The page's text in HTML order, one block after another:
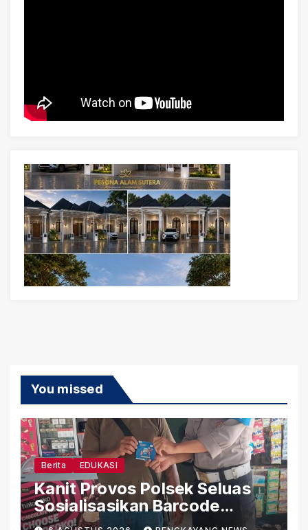
You missed
Berita EDUKASI
Kanit Provos Polsek Seluas
Sosialisasikan Barcode
Pengaduan Cepat Propam